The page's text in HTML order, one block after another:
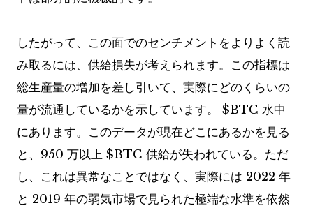
したがって、この面でのセンチメントをよりよく読
み取るには、供給損失が考えられます。この指標は
総生産量の増加を差し引いて、実際にどのくらいの
量が流通しているかを示しています。 $BTC 水中
にあります。このデータが現在どこにあるかを見る
と、950 万以上 $BTC 供給が失われている。ただ
し、これは異常なことではなく、実際には 2022 年
と 2019 年の弱気市場で見られた極端な水準を依然